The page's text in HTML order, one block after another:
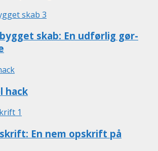
skab: En udførlig gør-
hack
En nem opskrift på